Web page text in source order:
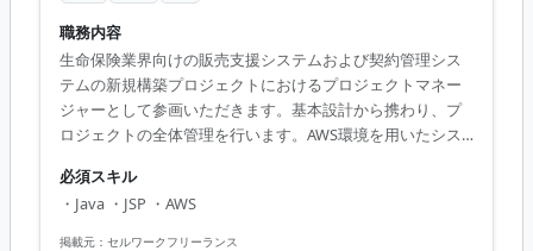
職務内容
生命保険業界向けの販売支援システムおよび契約管理シス
テムの新規構築プロジェクトにおけるプロジェクトマネー
ジャーとして参画いただきます。基本設計から携わり、プ
ロジェクトの全体管理を行います。AWS環境を用いたシス
トの進捗管理 ・SSO、SAML、OIDCに関連した設計および
開発管理 ・関係者との調整およびコミュニケーション ・ド
キュメント管理およびレビュープロセスの推進 【アピール
必須スキル
・Java ・JSP ・AWS
掲載元： セルワークフリーランス